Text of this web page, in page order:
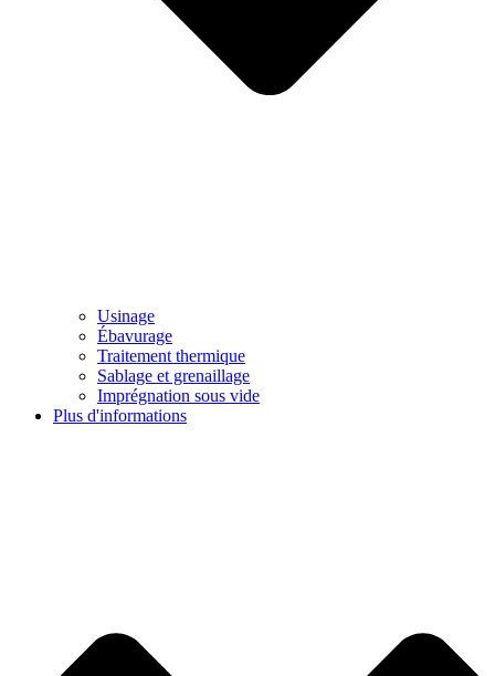
Usinage
Ébavurage
Traitement thermique
Sablage et grenaillage
Imprégnation sous vide
Plus d'informations